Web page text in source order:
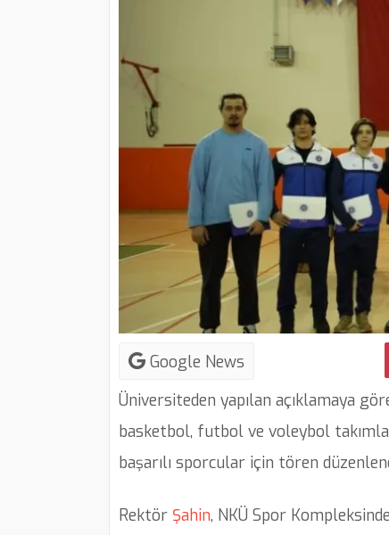
Google News
Üniversiteden yapılan açıklamaya
basketbol, futbol ve voleybol
başarılı sporcular için tören
Rektör Şahin, NKÜ Spor